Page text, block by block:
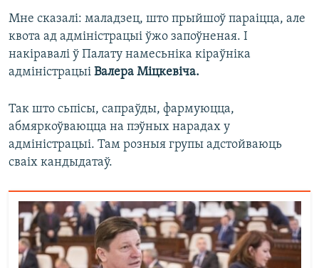
Мне сказалі: маладзец, што прыйшоў параіцца, але
квота ад адміністрацыі ўжо запоўненая. І
накіравалі ў Палату намесьніка кіраўніка
адміністрацыі Валера Міцкевіча.
Так што сьпісы, сапраўды, фармуюцца,
абмяркоўваюцца на пэўных нарадах у
адміністрацыі. Там розныя групы адстойваюць
сваіх кандыдатаў.